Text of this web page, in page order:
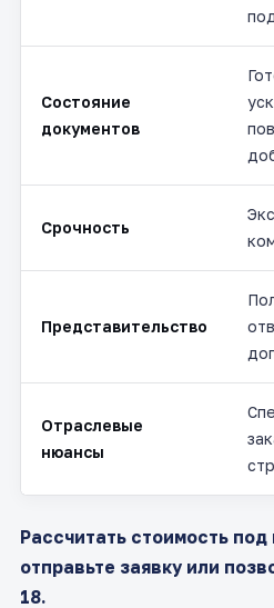
Состояние
документов
Срочность
Представительство
Отраслевые
нюансы
Рассчитать стоимость
отправьте заявку или
18.